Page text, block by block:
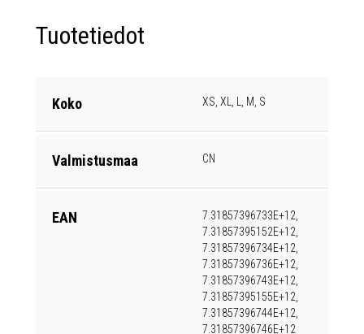
Tuotetiedot
Koko XS, XL, L, M, S
Valmistusmaa CN
EAN
7.31857396733E+12,
7.31857395152E+12,
7.31857396734E+12,
7.31857396736E+12,
7.31857396743E+12,
7.31857395155E+12,
7.31857396744E+12,
7.31857396746E+12